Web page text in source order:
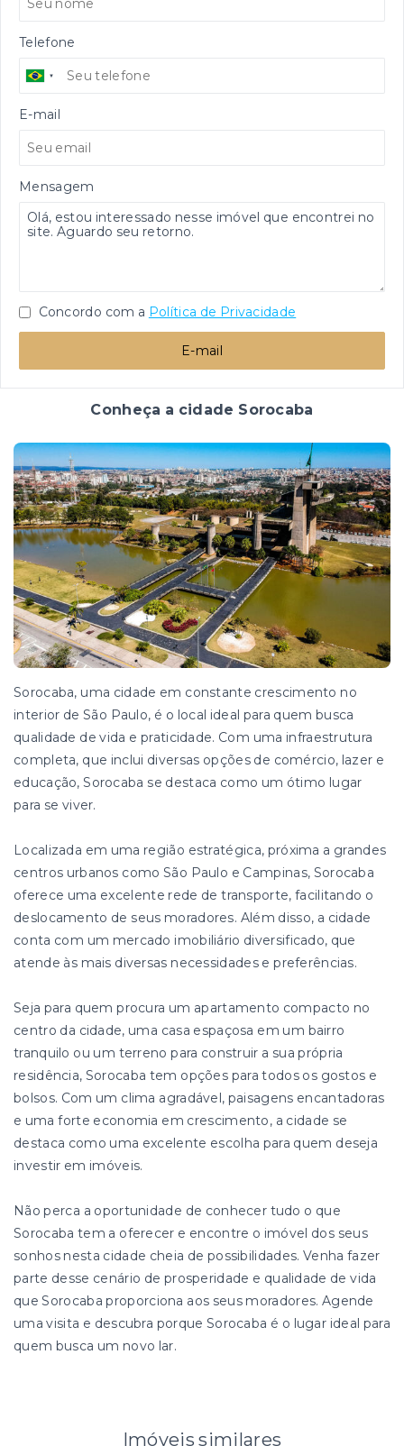
Telefone
E-mail
Mensagem
Concordo com a Política de Privacidade
E-mail
Conheça a cidade Sorocaba
Sorocaba, uma cidade em constante crescimento no
interior de São Paulo, é o local ideal para quem busca
qualidade de vida e praticidade. Com uma infraestrutura
completa, que inclui diversas opções de comércio, lazer e
educação, Sorocaba se destaca como um ótimo lugar
para se viver.
Localizada em uma região estratégica, próxima a grandes
centros urbanos como São Paulo e Campinas, Sorocaba
oferece uma excelente rede de transporte, facilitando o
deslocamento de seus moradores. Além disso, a cidade
conta com um mercado imobiliário diversificado, que
atende às mais diversas necessidades e preferências.
Seja para quem procura um apartamento compacto no
centro da cidade, uma casa espaçosa em um bairro
tranquilo ou um terreno para construir a sua própria
residência, Sorocaba tem opções para todos os gostos e
bolsos. Com um clima agradável, paisagens encantadoras
e uma forte economia em crescimento, a cidade se
destaca como uma excelente escolha para quem deseja
investir em imóveis.
Não perca a oportunidade de conhecer tudo o que
Sorocaba tem a oferecer e encontre o imóvel dos seus
sonhos nesta cidade cheia de possibilidades. Venha fazer
parte desse cenário de prosperidade e qualidade de vida
que Sorocaba proporciona aos seus moradores. Agende
uma visita e descubra porque Sorocaba é o lugar ideal para
quem busca um novo lar.
Imóveis similares